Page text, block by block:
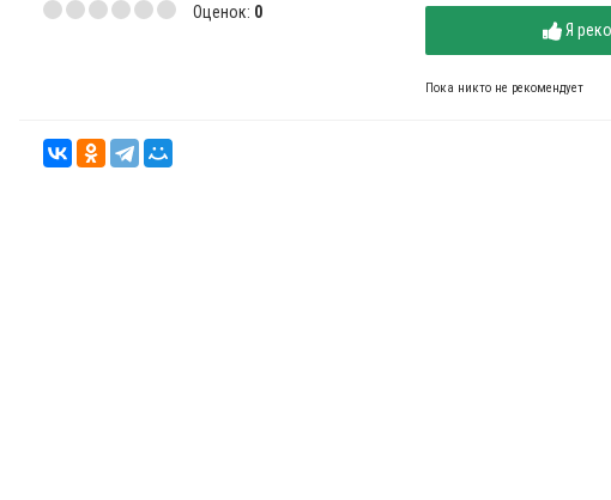
Оценок: 0
Я
Пока никто не рекомендует